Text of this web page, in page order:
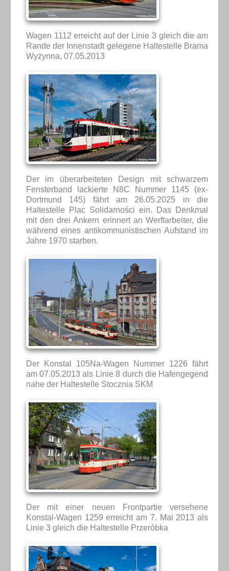
Wagen 1112 erreicht auf der Linie 3 gleich die am
Rande der Innenstadt gelegene Haltestelle Brama
Wyżynna, 07.05.2013
Der im überarbeiteten Design mit schwarzem
Fensterband lackierte N8C Nummer 1145 (ex-
Dortmund 145) fährt am 26.05.2025 in die
Haltestelle Plac Solidarności ein. Das Denkmal
mit den drei Ankern erinnert an Werftarbeiter, die
während eines antikommunistischen Aufstand im
Jahre 1970 starben.
Der Konstal 105Na-Wagen Nummer 1226 fährt
am 07.05.2013 als Linie 8 durch die Hafengegend
nahe der Haltestelle Stocznia SKM
Der mit einer neuen Frontpartie versehene
Konstal-Wagen 1259 erreicht am 7. Mai 2013 als
Linie 3 gleich die Haltestelle Przeróbka